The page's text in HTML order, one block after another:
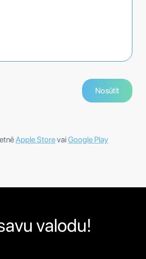
Apple StorevaiGoogle Play
valodu!